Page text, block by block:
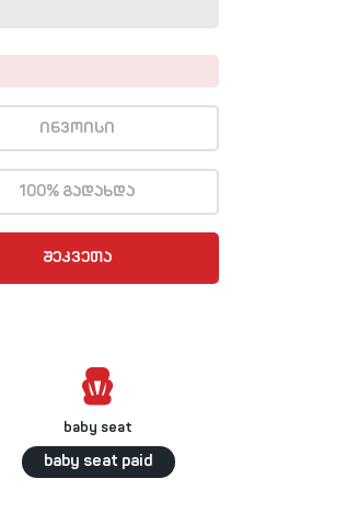
ᲘᲜᲕᲝᲘᲡᲘ
100% ᲒᲐᲓᲐᲮᲓᲐ
ᲨᲔᲙᲕᲔᲗᲐ
baby seat
baby seat paid